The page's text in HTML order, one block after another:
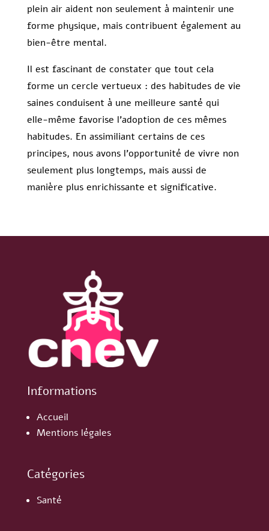
plein air aident non seulement à maintenir une
forme physique, mais contribuent également au
bien-être mental.
Il est fascinant de constater que tout cela
forme un cercle vertueux : des habitudes de vie
saines conduisent à une meilleure santé qui
elle-même favorise l’adoption de ces mêmes
habitudes. En assimiliant certains de ces
principes, nous avons l’opportunité de vivre non
seulement plus longtemps, mais aussi de
manière plus enrichissante et significative.
Informations
Accueil
Mentions légales
Catégories
Santé